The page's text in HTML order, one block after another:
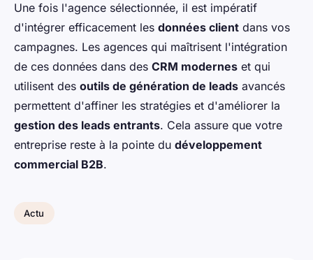
Une fois l'agence sélectionnée, il est impératif
d'intégrer efficacement les données client dans vos
campagnes. Les agences qui maîtrisent l'intégration
de ces données dans des CRM modernes et qui
utilisent des outils de génération de leads avancés
permettent d'affiner les stratégies et d'améliorer la
gestion des leads entrants. Cela assure que votre
entreprise reste à la pointe du développement
commercial B2B.
Actu